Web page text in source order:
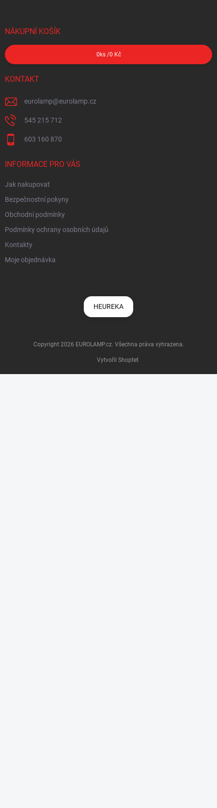
NÁKUPNÍ KOŠÍK
0 ks /0 Kč
KONTAKT
eurolamp@eurolamp.cz
545 215 712
603 160 870
INFORMACE PRO VÁS
Jak nakupovat
Bezpečnostní pokyny
Obchodní podmínky
Podmínky ochrany osobních údajů
Kontakty
Moje objednávka
HEUREKA
Vytvořil Shoptet
Copyright 2026 EUROLAMP.cz. Všechna práva vyhrazena.